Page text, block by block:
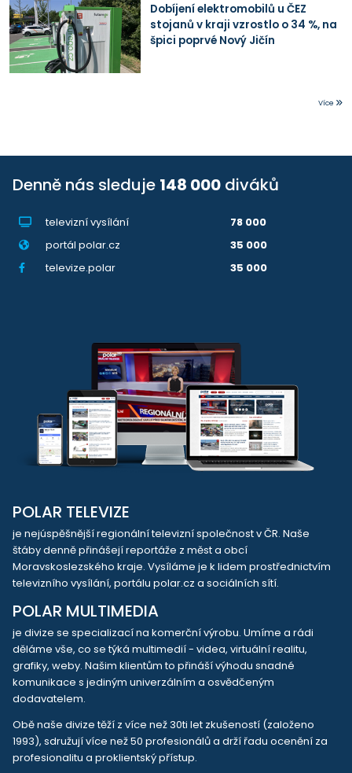
Dobíjení elektromobilů u ČEZ
stojanů v kraji vzrostlo o 34 %, na
špici poprvé Nový Jičín
Více
Denně nás sleduje 148 000 diváků
televizní vysílání
78 000
portál polar.cz
35 000
televize.polar
35 000
POLAR TELEVIZE
je nejúspěšnější regionální televizní společnost v ČR. Naše
štáby denně přinášejí reportáže z měst a obcí
Moravskoslezského kraje. Vysíláme je k lidem prostřednictvím
televizního vysílání, portálu polar.cz a sociálních sítí.
POLAR MULTIMEDIA
je divize se specializací na komerční výrobu. Umíme a rádi
děláme vše, co se týká multimedií - videa, virtuální realitu,
grafiky, weby. Našim klientům to přináší výhodu snadné
komunikace s jediným univerzálním a osvědčeným
dodavatelem.
Obě naše divize těží z více než 30ti let zkušeností (založeno
1993), sdružují více než 50 profesionálů a drží řadu ocenění za
profesionalitu a proklientský přístup.